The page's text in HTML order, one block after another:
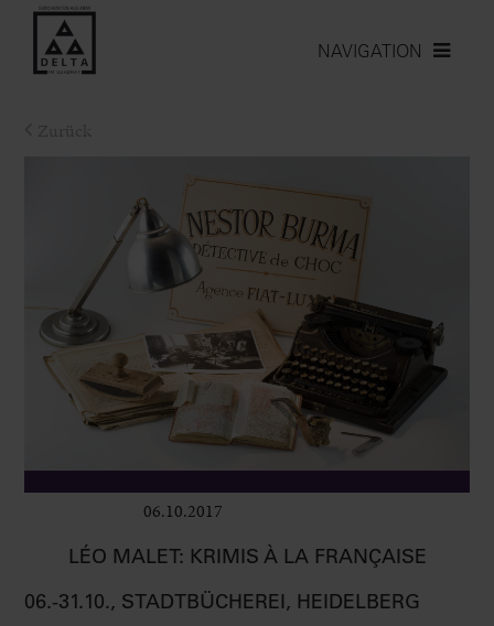
NAVIGATION
06.10.2017
LÉO MALET: KRIMIS À LA FRANÇAISE
06.-31.10., STADTBÜCHEREI, HEIDELBERG